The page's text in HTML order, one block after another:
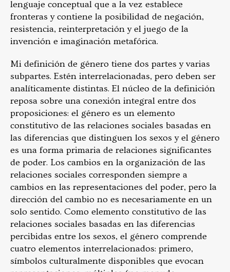
lenguaje conceptual que a la vez establece
fronteras y contiene la posibilidad de negación,
resistencia, reinterpretación y el juego de la
invención e imaginación metafórica.
Mi definición de género tiene dos partes y varias
subpartes. Estén interrelacionadas, pero deben ser
analíticamente distintas. El núcleo de la definición
reposa sobre una conexión integral entre dos
proposiciones: el género es un elemento
constitutivo de las relaciones sociales basadas en
las diferencias que distinguen los sexos y el género
es una forma primaria de relaciones significantes
de poder. Los cambios en la organización de las
relaciones sociales corresponden siempre a
cambios en las representaciones del poder, pero la
dirección del cambio no es necesariamente en un
solo sentido. Como elemento constitutivo de las
relaciones sociales basadas en las diferencias
percibidas entre los sexos, el género comprende
cuatro elementos interrelacionados: primero,
símbolos culturalmente disponibles que evocan